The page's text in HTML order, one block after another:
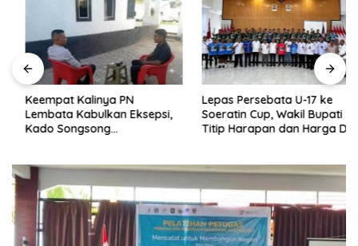
Keempat Kalinya PN
Lembata Kabulkan Eksepsi,
Kado Songsong
Lepas Persebata U-17 ke
Soeratin Cup, Wakil Bupati
Titip Harapan dan Harga Diri